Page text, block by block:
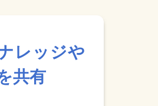
レッジや
共有